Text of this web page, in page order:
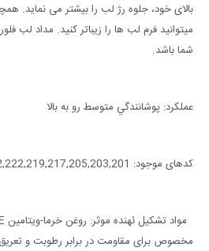
بالای خود، جلوه رژ لب را بیشتر می نماید.
میتوانید فرم لب ها را زیباتر کنید. مداد لب
شما باشد.
عملكرد: پوشانندگي متوسط رو به بالا
کدهای موجود: 232,222,219,217,205,203,201
مخصوص برای مقاومت در برابر رطوبت و